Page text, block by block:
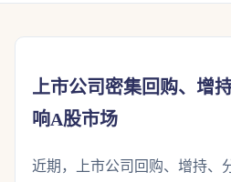
上市公司密集回购、增
响A股市场
近期，上市公司回购、增持、